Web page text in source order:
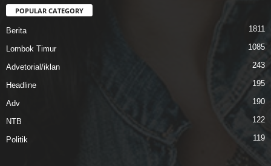
POPULAR CATEGORY
Berita 1811
Lombok Timur 1085
Advetorial/iklan 243
Headline 195
Adv 190
NTB 122
Politik 119